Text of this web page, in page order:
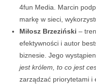
4fun Media. Marcin
markę w sieci,
Miłosz Brzeziński –
efektywności i autor
biznesie. Jego
jest królem, to co jest
zarządzać priorytetami i